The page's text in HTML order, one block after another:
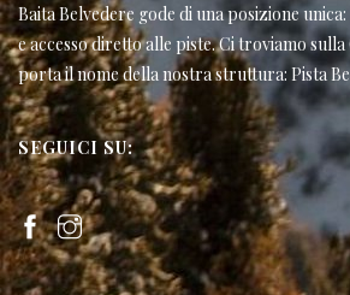
Baita Belvedere gode di una posizione
e accesso diretto alle piste. Ci troviamo sulla
porta il nome della nostra struttura: Pista
SEGUICI SU: